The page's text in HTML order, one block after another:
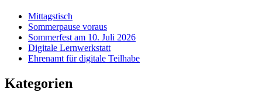
Mittagstisch
Sommerpause voraus
Sommerfest am 10. Juli 2026
Digitale Lernwerkstatt
Ehrenamt für digitale Teilhabe
Kategorien